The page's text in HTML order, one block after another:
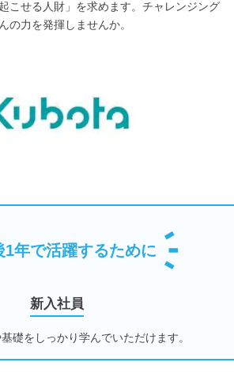
こせる人財」を求めます。チャレンジング
の力を発揮しませんか。
1年で活躍するために
新入社員
礎をしっかり学んでいただけます。